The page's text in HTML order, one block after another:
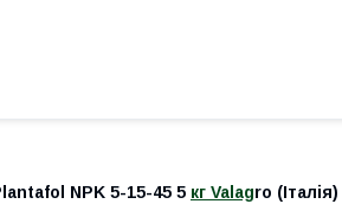
NPK 5-15-45 5 кг Valagro (Італія)